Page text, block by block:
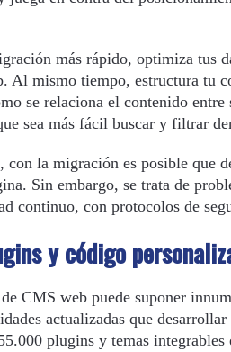
más rápido, optimiza tus
Al mismo tiempo, estructura tu
se relaciona el contenido
sea más fácil buscar y filtrar
con la migración es posible que
Sin embargo, se trata de
continuo, con protocolos de
y código
CMS web puede suponer
actualizadas que
plugins y temas